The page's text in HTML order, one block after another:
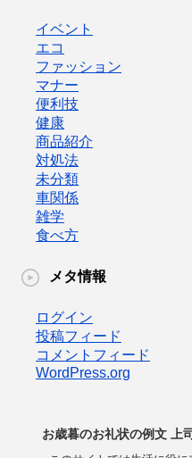
イベント
エコ
ファッション
マナー
便利技
健康
商品紹介
対処法
未分類
車関係
雑学
食べ方
メタ情報
ログイン
投稿フィード
コメントフィード
WordPress.org
お歳暮のお礼状の例文 上